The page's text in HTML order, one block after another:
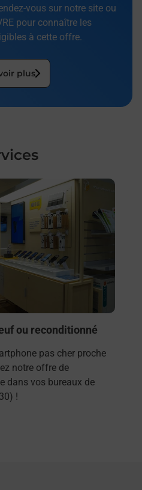
vous sur notre site ou
pour connaître les
à cette offre.
plus
ou reconditionné
pas cher proche
notre offre de
dans vos bureaux de
!